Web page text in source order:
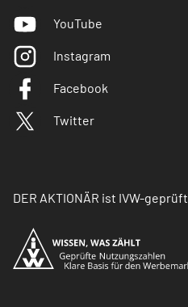
YouTube
Instagram
Facebook
Twitter
DER AKTIONÄR ist IVW-geprüft